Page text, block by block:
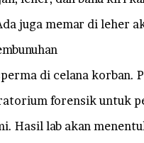
juga memar di leher
di celana korban.
forensik untuk
Hasil lab akan